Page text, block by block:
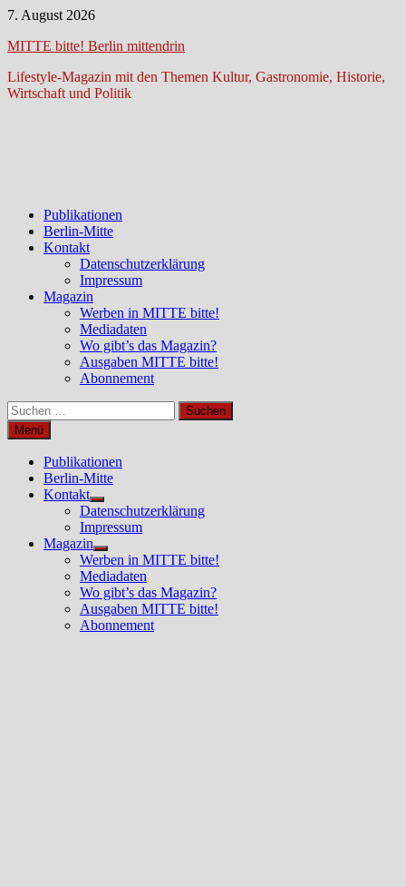
Zum
springen
7. August 2026
MITTE bitte! Berlin mittendrin
Lifestyle-Magazin mit den Themen Kultur, Gastronomie, Historie,
Wirtschaft und Politik
Publikationen
Berlin-Mitte
Kontakt
Datenschutzerklärung
Impressum
Magazin
Werben in MITTE bitte!
Mediadaten
Wo gibt’s das Magazin?
Ausgaben MITTE bitte!
Abonnement
Suchen
nach:
Menü
Publikationen
Berlin-Mitte
Kontakt
Untermenü
anzeigen
Datenschutzerklärung
Impressum
Magazin
Untermenü
anzeigen
Werben in MITTE bitte!
Mediadaten
Wo gibt’s das Magazin?
Ausgaben MITTE bitte!
Abonnement